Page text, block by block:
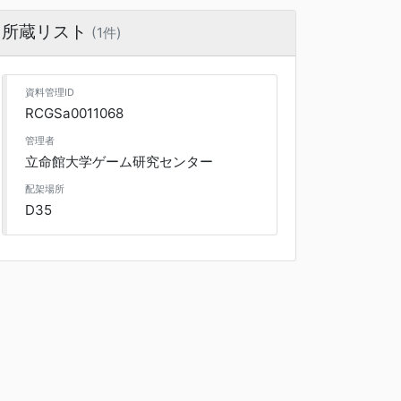
所蔵リスト (1件)
資料管理ID
RCGSa0011068
管理者
立命館大学ゲーム研究センター
配架場所
D35